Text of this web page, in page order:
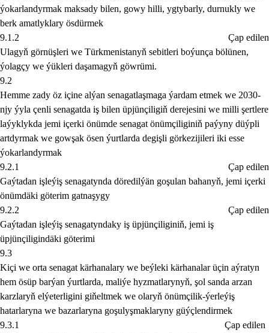
ýokarlandyrmak maksady bilen, gowy hilli, ygtybarly, durnukly we
berk amatlyklary ösdürmek
9.1.2
Çap edilen
Ulagyň görnüşleri we Türkmenistanyň sebitleri boýunça bölünen,
ýolagçy we ýükleri daşamagyň göwrümi.
9.2
Hemme zady öz içine alýan senagatlaşmaga ýardam etmek we 2030-
njy ýyla çenli senagatda iş bilen üpjünçiligiň derejesini we milli şertlere
laýyklykda jemi içerki önümde senagat önümçiliginiň paýyny düýpli
artdyrmak we gowşak ösen ýurtlarda degişli görkezijileri iki esse
ýokarlandyrmak
9.2.1
Çap edilen
Gaýtadan işleýiş senagatynda döredilýän goşulan bahanyň, jemi içerki
önümdäki göterim gatnaşygy
9.2.2
Çap edilen
Gaýtadan işleýiş senagatyndaky iş üpjünçiliginiň, jemi iş
üpjünçiligindäki göterimi
9.3
Kiçi we orta senagat kärhanalary we beýleki kärhanalar üçin aýratyn
hem ösüp barýan ýurtlarda, maliýe hyzmatlarynyň, şol sanda arzan
karzlaryň elýeterligini giňeltmek we olaryň önümçilik-ýerleýiş
hatarlaryna we bazarlaryna goşulyşmaklaryny güýçlendirmek
9.3.1
Çap edilen